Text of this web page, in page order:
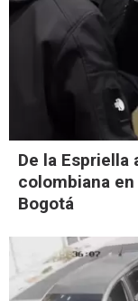
De la Espriella
colombiana
Bogotá